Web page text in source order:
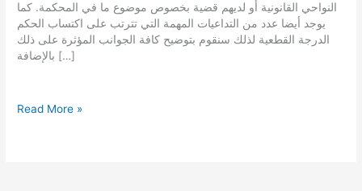
النواحي القانونية أو لديهم قضية بخصوص موضوع ما في المحكمة. كما
يوجد أيضا عدد من التداعيات المهمة التي تترتب على اكتساب الحكم
الدرجة القطعية لذلك سنقوم بتوضيح كافة الجوانب المؤثرة على ذلك
بالإضافة […]
متى
Read More »